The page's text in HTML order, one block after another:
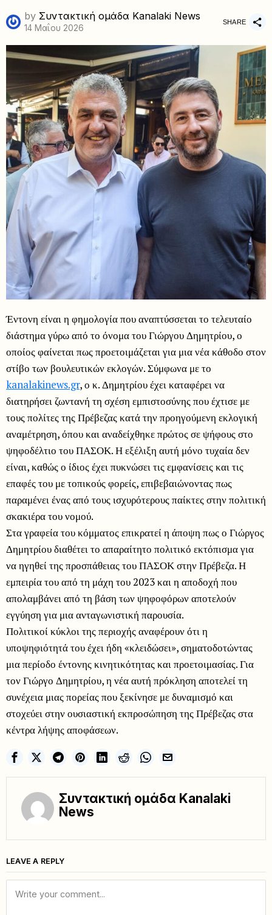
by Συντακτική ομάδα Kanalaki News
14 Μαΐου 2026
SHARE
Έντονη είναι η φημολογία που αναπτύσσεται το τελευταίο
διάστημα γύρω από το όνομα του Γιώργου Δημητρίου, ο
οποίος φαίνεται πως προετοιμάζεται για μια νέα κάθοδο στον
στίβο των βουλευτικών εκλογών. Σύμφωνα με το
kanalakinews.gr, ο κ. Δημητρίου έχει καταφέρει να
διατηρήσει ζωντανή τη σχέση εμπιστοσύνης που έχτισε με
τους πολίτες της Πρέβεζας κατά την προηγούμενη εκλογική
αναμέτρηση, όπου και αναδείχθηκε πρώτος σε ψήφους στο
ψηφοδέλτιο του ΠΑΣΟΚ. Η εξέλιξη αυτή μόνο τυχαία δεν
είναι, καθώς ο ίδιος έχει πυκνώσει τις εμφανίσεις και τις
επαφές του με τοπικούς φορείς, επιβεβαιώνοντας πως
παραμένει ένας από τους ισχυρότερους παίκτες στην πολιτική
σκακιέρα του νομού.
Στα γραφεία του κόμματος επικρατεί η άποψη πως ο Γιώργος
Δημητρίου διαθέτει το απαραίτητο πολιτικό εκτόπισμα για
να ηγηθεί της προσπάθειας του ΠΑΣΟΚ στην Πρέβεζα. Η
εμπειρία του από τη μάχη του 2023 και η αποδοχή που
απολαμβάνει από τη βάση των ψηφοφόρων αποτελούν
εγγύηση για μια ανταγωνιστική παρουσία.
Πολιτικοί κύκλοι της περιοχής αναφέρουν ότι η
υποψηφιότητά του έχει ήδη «κλειδώσει», σηματοδοτώντας
μια περίοδο έντονης κινητικότητας και προετοιμασίας. Για
τον Γιώργο Δημητρίου, η νέα αυτή πρόκληση αποτελεί τη
συνέχεια μιας πορείας που ξεκίνησε με δυναμισμό και
στοχεύει στην ουσιαστική εκπροσώπηση της Πρέβεζας στα
κέντρα λήψης αποφάσεων.
Συντακτική ομάδα Kanalaki
News
LEAVE A REPLY